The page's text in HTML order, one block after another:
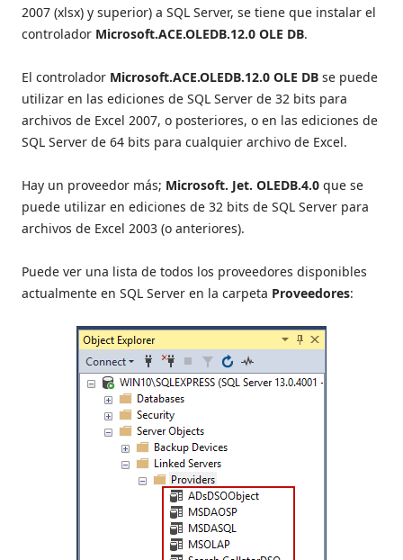
2007 (xlsx) y superior) a SQL Server, se tiene que instalar el
controlador Microsoft.ACE.OLEDB.12.0 OLE DB.
El controlador Microsoft.ACE.OLEDB.12.0 OLE DB se puede
utilizar en las ediciones de SQL Server de 32 bits para
archivos de Excel 2007, o posteriores, o en las ediciones de
SQL Server de 64 bits para cualquier archivo de Excel.
Hay un proveedor más; Microsoft. Jet. OLEDB.4.0 que se
puede utilizar en ediciones de 32 bits de SQL Server para
archivos de Excel 2003 (o anteriores).
Puede ver una lista de todos los proveedores disponibles
actualmente en SQL Server en la carpeta Proveedores: